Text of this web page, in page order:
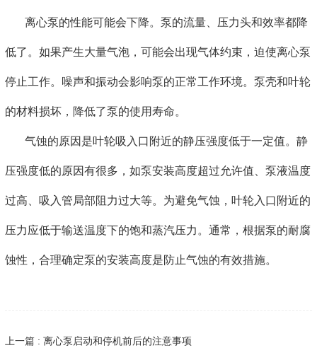
离心泵的性能可能会下降。泵的流量、压力头和效率都降
低了。如果产生大量气泡，可能会出现气体约束，迫使离心泵
停止工作。噪声和振动会影响泵的正常工作环境。泵壳和叶轮
的材料损坏，降低了泵的使用寿命。
气蚀的原因是叶轮吸入口附近的静压强度低于一定值。静
压强度低的原因有很多，如泵安装高度超过允许值、泵液温度
过高、吸入管局部阻力过大等。为避免气蚀，叶轮入口附近的
压力应低于输送温度下的饱和蒸汽压力。通常，根据泵的耐腐
蚀性，合理确定泵的安装高度是防止气蚀的有效措施。
上一篇 : 离心泵启动和停机前后的注意事项